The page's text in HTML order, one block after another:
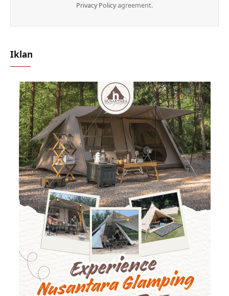
Privacy Policyagreement.
Iklan